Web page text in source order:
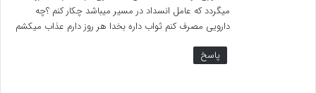
میگردد که عامل انسداد در مسیر میباشد چکار کنم ؟چه
دارویی مصرف کنم ثواب داره بخدا هر روز دارم عذاب میکشم
پاسخ